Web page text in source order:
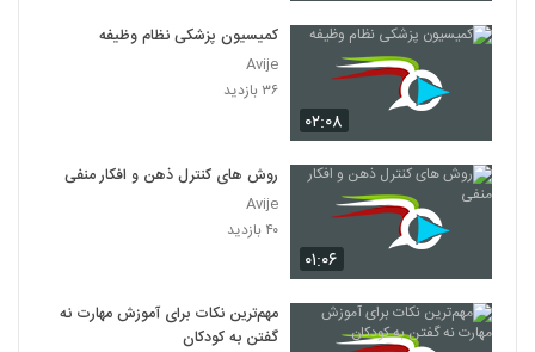
۰۲:۰۸
کمیسیون پزشکی نظام وظیفه
Avije
۳۶ بازدید
۰۱:۰۶
روش های کنترل ذهن و افکار منفی
Avije
۴۰ بازدید
مهم‌ترین نکات برای آموزش مهارت نه
گفتن به کودکان